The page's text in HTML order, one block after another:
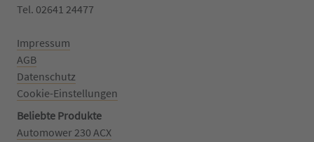
Tel. 02641 24477‬
Impressum
AGB
Datenschutz
Cookie-Einstellungen
Beliebte Produkte
Automower 230 ACX